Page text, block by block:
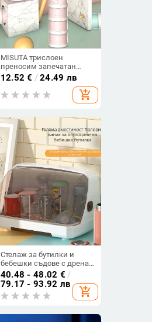
MISUTA трислоен
преносим запечатан
контейнер за мляко на
прах за бебета
12.52 € /24.49 лв
add_shopping_cart
Стелаж за бутилки и
бебешки съдове с дренаж
и прахозащитен капак —
марка Hijiada, стил на
кутия за мляко на прах:
Друг
40.48 - 48.02 € /
79.17 - 93.92 лв
add_shopping_cart